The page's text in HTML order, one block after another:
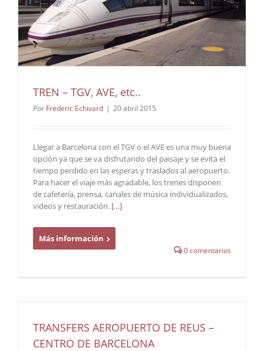
TREN – TGV, AVE, etc..
Por Frederic Echivard | 20 abril 2015
Llegar a Barcelona con el TGV o el AVE es una muy buena
opción ya que se va disfrutando del paisaje y se evita el
tiempo perdido en las esperas y traslados al aeropuerto.
Para hacer el viaje más agradable, los trenes disponen
de cafetería, prensa, canales de música individualizados,
videos y restauración. […]
Más información
0 comentarios
TRANSFERS AEROPUERTO DE REUS –
CENTRO DE BARCELONA